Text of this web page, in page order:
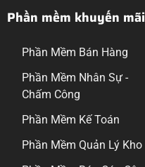
Phần mềm khuyến mãi
Phần Mềm Bán Hàng
Phần Mềm Nhân Sự -
Chấm Công
Phần Mềm Kế Toán
Phần Mềm Quản Lý Kho